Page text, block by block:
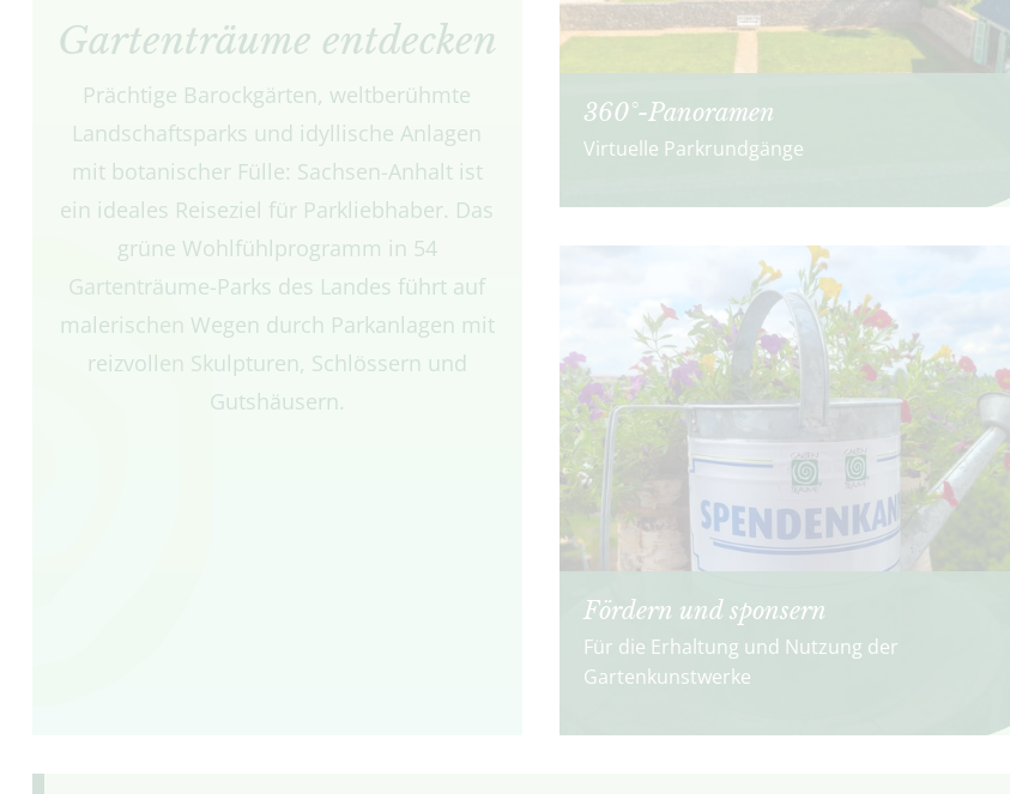
Gartenträume entdecken
Prächtige Barockgärten, weltberühmte
Landschaftsparks und idyllische Anlagen
mit botanischer Fülle: Sachsen-Anhalt ist
ein ideales Reiseziel für Parkliebhaber. Das
grüne Wohlfühlprogramm in 54
Gartenträume-Parks des Landes führt auf
malerischen Wegen durch Parkanlagen mit
reizvollen Skulpturen, Schlössern und
Gutshäusern.
360°-Panoramen
Virtuelle Parkrundgänge
Fördern und sponsern
Für die Erhaltung und Nutzung der
Gartenkunstwerke